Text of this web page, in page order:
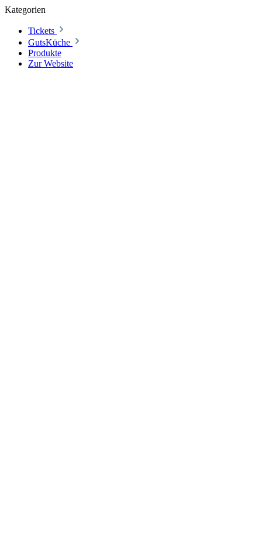
Kategorien
Tickets
GutsKüche
Produkte
Zur Website